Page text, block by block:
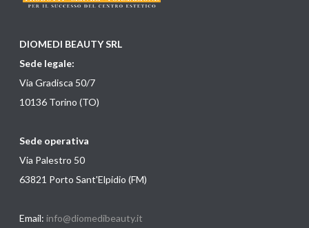
DIOMEDI BEAUTY SRL
Sede legale:
Via Gradisca 50/7
10136 Torino (TO)
Sede operativa
Via Palestro 50
63821 Porto Sant'Elpidio (FM)
Email: info@diomedibeauty.it